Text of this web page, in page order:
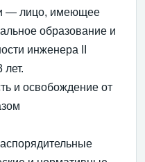
— лицо, имеющее
образование и
инженера II
лет.
и освобождение от